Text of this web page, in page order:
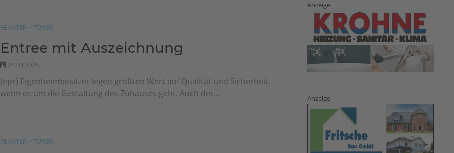
FENSTER + TÜREN
Entree mit Auszeichnung
24.03.2026
(epr) Eigenheimbesitzer legen größten Wert auf Qualität und Sicherheit,
wenn es um die Gestaltung des Zuhauses geht. Auch der...
FENSTER + TÜREN
Anzeige
Anzeige